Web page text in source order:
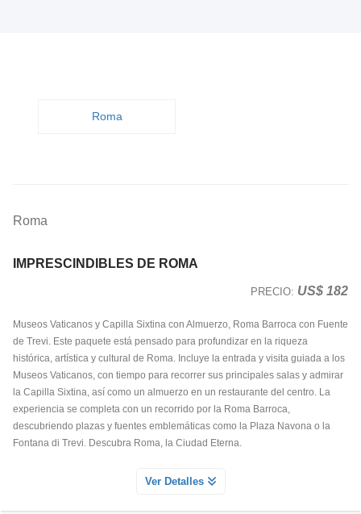
Roma
Roma
IMPRESCINDIBLES DE ROMA
PRECIO: US$ 182
Museos Vaticanos y Capilla Sixtina con Almuerzo, Roma Barroca con Fuente
de Trevi. Este paquete está pensado para profundizar en la riqueza
histórica, artística y cultural de Roma. Incluye la entrada y visita guiada a los
Museos Vaticanos, con tiempo para recorrer sus principales salas y admirar
la Capilla Sixtina, así como un almuerzo en un restaurante del centro. La
experiencia se completa con un recorrido por la Roma Barroca,
descubriendo plazas y fuentes emblemáticas como la Plaza Navona o la
Fontana di Trevi. Descubra Roma, la Ciudad Eterna.
ALMUERZO EN RESTAURANTE CENTRICO DE ROMA
Ver Detalles